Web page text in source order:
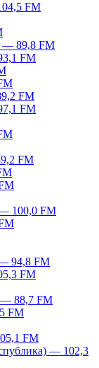
FM
— 89,8 FM
FM
FM
FM
FM
— 100,0 FM
94,8 FM
FM
88,7 FM
FM
FM
— 102,3